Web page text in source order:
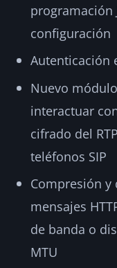
programación
configuración
Autenticación
Nuevo
interactuar
cifrado del
teléfonos SIP
Compresión y
mensajes
de banda o
MTU